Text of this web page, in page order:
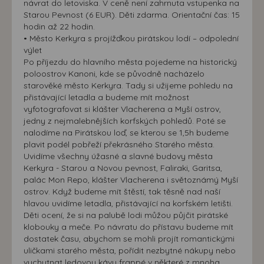
návrat do letoviska. V ceně není zahrnuta vstupenka na
Starou Pevnost (6 EUR). Děti zdarma. Orientační čas: 15
hodin až 22 hodin.
• Město Kerkyra s projížďkou pirátskou lodí – odpolední
výlet
Po příjezdu do hlavního města pojedeme na historický
poloostrov Kanoni, kde se původně nacházelo
starověké město Kerkyra. Tady si užijeme pohledu na
přistávající letadla a budeme mít možnost
vyfotografovat si klášter Vlacherena a Myší ostrov,
jedny z nejmalebnějších korfských pohledů. Poté se
nalodíme na Pirátskou loď, se kterou se 1,5h budeme
plavit podél pobřeží překrásného Starého města.
Uvidíme všechny úžasné a slavné budovy města
Kerkyra - Starou a Novou pevnost, Faliraki, Garitsa,
palác Mon Repo, klášter Vlacherena i světoznámý Myší
ostrov. Když budeme mít štěstí, tak těsně nad naší
hlavou uvidíme letadla, přistávající na korfském letišti.
Děti ocení, že si na palubě lodi můžou půjčit pirátské
klobouky a meče. Po návratu do přístavu budeme mít
dostatek času, abychom se mohli projít romantickými
uličkami starého města, pořídit nezbytné nákupy nebo